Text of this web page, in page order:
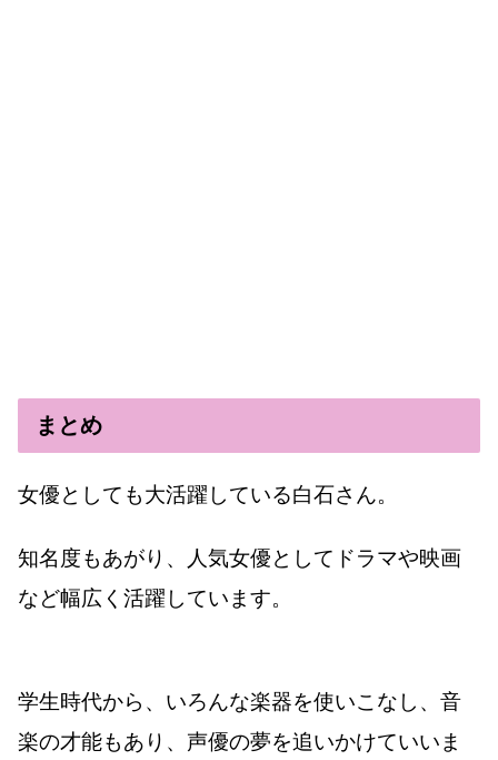
まとめ
女優としても大活躍している白石さん。
知名度もあがり、人気女優としてドラマや映画
など幅広く活躍しています。
学生時代から、いろんな楽器を使いこなし、音
楽の才能もあり、声優の夢を追いかけていいま